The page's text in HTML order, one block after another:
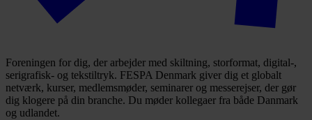
Foreningen for dig, der arbejder med skiltning, storformat, digital-,
serigrafisk- og tekstiltryk. FESPA Denmark giver dig et globalt
netværk, kurser, medlemsmøder, seminarer og messerejser, der gør
dig klogere på din branche. Du møder kollegaer fra både Danmark
og udlandet.